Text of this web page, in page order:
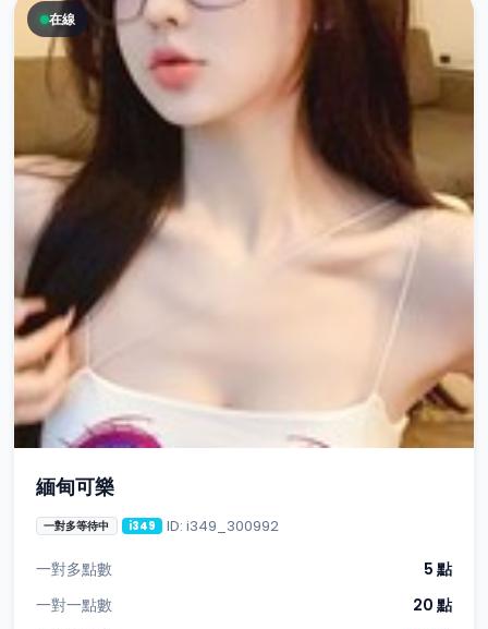
在線
緬甸可樂
一對多等待中 i349 ID: i349_300992
一對多點數
5 點
一對一點數
20 點